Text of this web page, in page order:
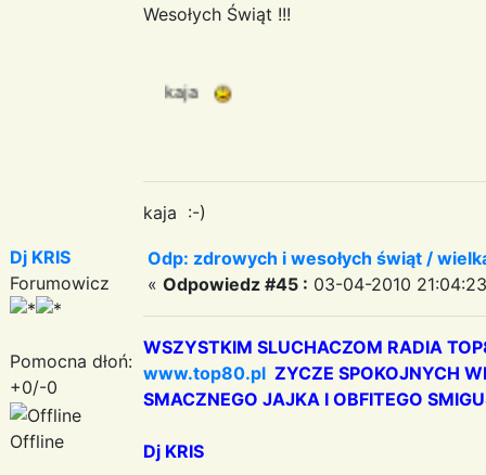
Wesołych Świąt !!!
kaja :-)
Dj KRIS
Forumowicz
Pomocna dłoń:
+0/-0
Offline
Odp: zdrowych i wesołych świąt /
« Odpowiedz #45 : 03-04-2010
WSZYSTKIM SLUCHACZOM RADIA
www.top80.pl ZYCZE SPOKOJNYCH
SMACZNEGO JAJKA I OBFITEGO
Dj KRIS